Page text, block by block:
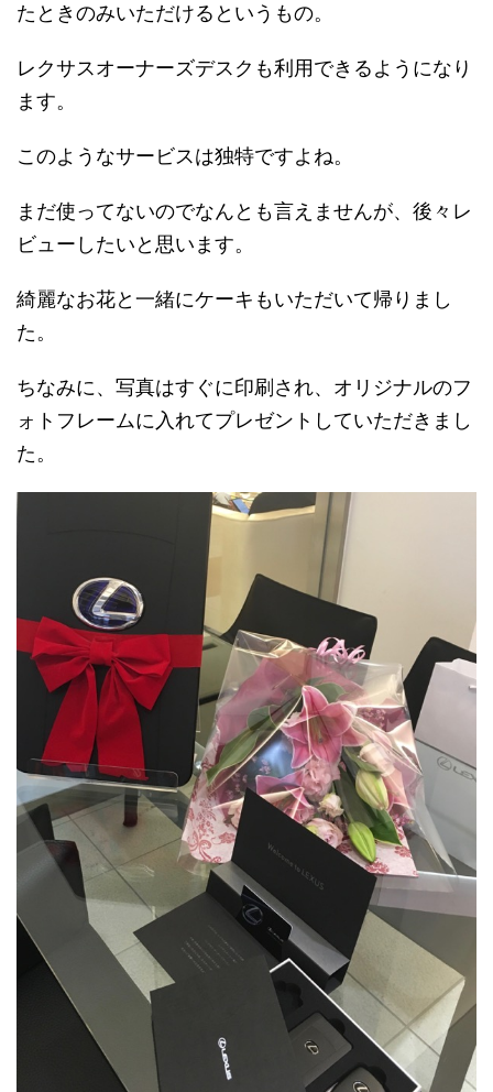
たときのみいただけるというもの。
レクサスオーナーズデスクも利用できるようになり
ます。
このようなサービスは独特ですよね。
まだ使ってないのでなんとも言えませんが、後々レ
ビューしたいと思います。
綺麗なお花と一緒にケーキもいただいて帰りまし
た。
ちなみに、写真はすぐに印刷され、オリジナルのフ
ォトフレームに入れてプレゼントしていただきまし
た。